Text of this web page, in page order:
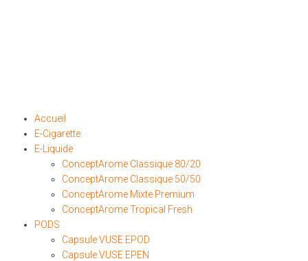
Accueil
E-Cigarette
E-Liquide
ConceptArome Classique 80/20
ConceptArome Classique 50/50
ConceptArome Mixte Premium
ConceptArome Tropical Fresh
PODS
Capsule VUSE EPOD
Capsule VUSE EPEN